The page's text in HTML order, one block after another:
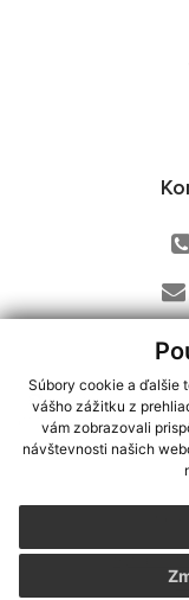
Súbory cookie a ďalšie
vášho zážitku z
vám zobrazovali
návštevnosti našich
využite možnosť
CMS systém
webhosting, wbx, s.r.o.,
s.r.o.
Vytlačiť